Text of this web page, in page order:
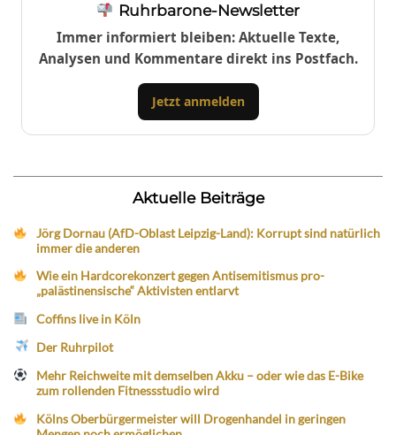
Ruhrbarone-Newsletter
Immer informiert bleiben: Aktuelle Texte,
Analysen und Kommentare direkt ins Postfach.
Jetzt anmelden
Aktuelle Beiträge
Jörg Dornau (AfD-Oblast Leipzig-Land): Korrupt sind natürlich
immer die anderen
Wie ein Hardcorekonzert gegen Antisemitismus pro-
„palästinensische“ Aktivisten entlarvt
Coffins live in Köln
Der Ruhrpilot
Mehr Reichweite mit demselben Akku – oder wie das E-Bike
zum rollenden Fitnessstudio wird
Kölns Oberbürgermeister will Drogenhandel in geringen